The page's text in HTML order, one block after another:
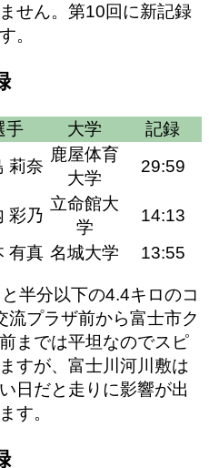
せん。第10回に新記録
。
手 大学
記録
莉奈
鹿屋体育
大学
29:59
彩乃
立命館大
学
14:13
有真 名城大学 13:55
半分以下の4.4キロのコ
流プラザ前から富士市ク
までは平坦なのでスピ
すが、富士川河川敷は
日だと走りに影響が出
す。